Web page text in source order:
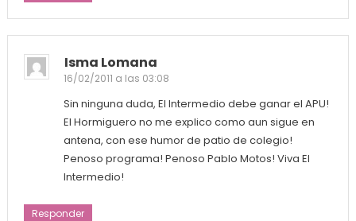
Isma Lomana
16/02/2011 a las 03:08
Sin ninguna duda, El Intermedio debe ganar el APU!
El Hormiguero no me explico como aun sigue en
antena, con ese humor de patio de colegio!
Penoso programa! Penoso Pablo Motos! Viva El
Intermedio!
Responder